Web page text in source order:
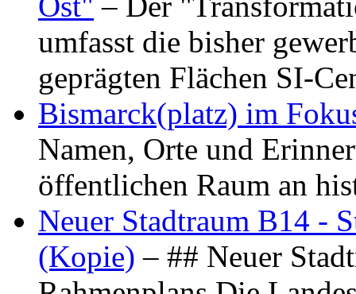
umfasst die bisher
geprägten Flächen SI-
Bismarck(platz) im
Namen, Orte und
öffentlichen Raum an
Neuer Stadtraum B14 -
(Kopie) – ## Neuer